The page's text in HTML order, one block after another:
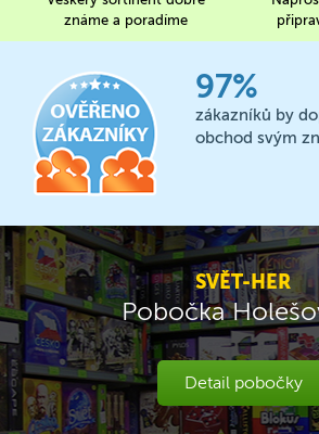
známe a poradíme
97%
zákazníků by
obchod svým
SVĚT-HER
Pobočka
Detail pobočky